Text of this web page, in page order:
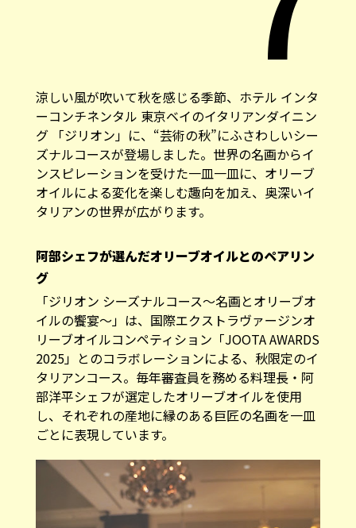
涼しい風が吹いて秋を感じる季節、ホテル インタ
ーコンチネンタル 東京ベイのイタリアンダイニン
グ 「ジリオン」に、“芸術の秋”にふさわしいシー
ズナルコースが登場しました。世界の名画からイ
ンスピレーションを受けた一皿一皿に、オリーブ
オイルによる変化を楽しむ趣向を加え、奥深いイ
タリアンの世界が広がります。
阿部シェフが選んだオリーブオイルとのペアリン
グ
「ジリオン シーズナルコース〜名画とオリーブオ
イルの饗宴〜」は、国際エクストラヴァージンオ
リーブオイルコンペティション「JOOTA AWARDS
2025」とのコラボレーションによる、秋限定のイ
タリアンコース。毎年審査員を務める料理長・阿
部洋平シェフが選定したオリーブオイルを使用
し、それぞれの産地に縁のある巨匠の名画を一皿
ごとに表現しています。